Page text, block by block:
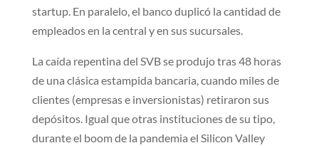
startup. En paralelo, el banco duplicó la cantidad de
empleados en la central y en sus sucursales.
La caída repentina del SVB se produjo tras 48 horas
de una clásica estampida bancaria, cuando miles de
clientes (empresas e inversionistas) retiraron sus
depósitos. Igual que otras instituciones de su tipo,
durante el boom de la pandemia el Silicon Valley